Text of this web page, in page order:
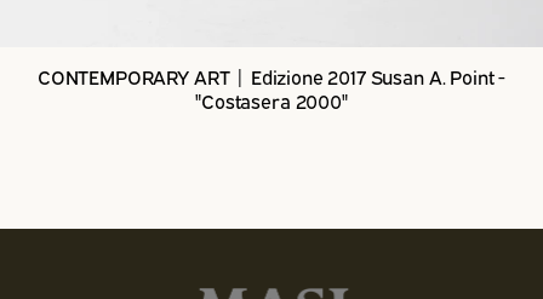
CONTEMPORARY ART | Edizione 2017 Susan A. Point -
"Costasera 2000"